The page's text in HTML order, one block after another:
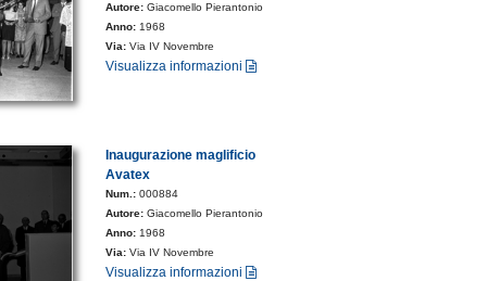
Autore:Giacomello Pierantonio
Anno: 1968
Via:Via IV Novembre
Visualizza informazioni
Inaugurazione maglificio
Avatex
Num.:000884
Autore:Giacomello Pierantonio
Anno: 1968
Via:Via IV Novembre
Visualizza informazioni